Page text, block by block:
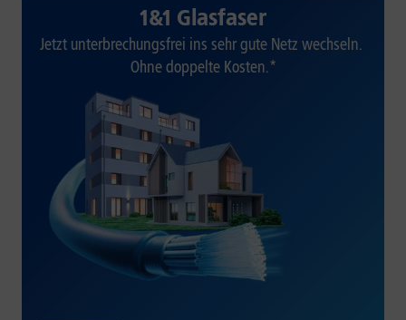
1&1 Glasfaser
Jetzt unterbrechungsfrei ins sehr gute Netz wechseln.
Ohne doppelte Kosten.*